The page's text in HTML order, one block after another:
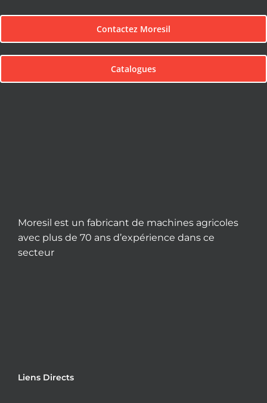
Contactez Moresil
Catalogues
Moresil est un fabricant de machines agricoles
avec plus de 70 ans d’expérience dans ce
secteur
Liens Directs